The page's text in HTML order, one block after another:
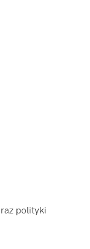
polityki